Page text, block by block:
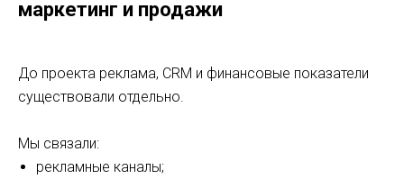
маркетинг и продажи
До проекта реклама, CRM и финансовые показатели
существовали отдельно.
Мы связали:
рекламные каналы;